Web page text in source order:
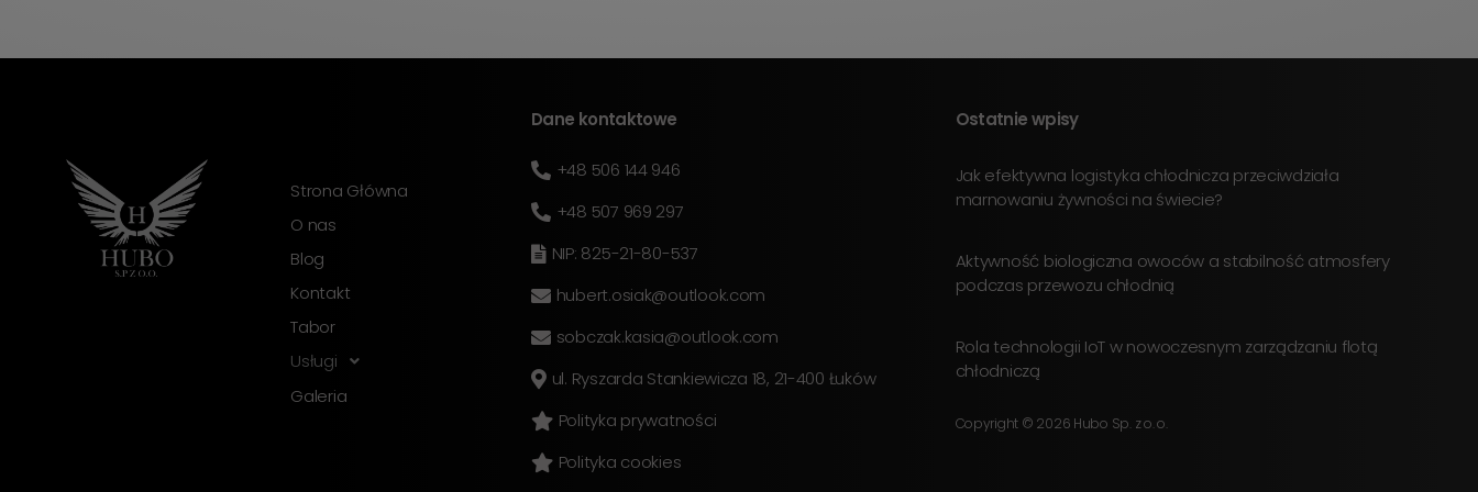
Strona Główna
O nas
Blog
Kontakt
Tabor
Usługi
Galeria
Dane kontaktowe
+48 506 144 946
+48 507 969 297
NIP: 825-21-80-537
hubert.osiak@outlook.com
sobczak.kasia@outlook.com
ul. Ryszarda Stankiewicza 18, 21-400 Łuków
Polityka prywatności
Polityka cookies
Ostatnie wpisy
Jak efektywna logistyka chłodnicza przeciwdziała
marnowaniu żywności na świecie?
Aktywność biologiczna owoców a stabilność atmosfery
podczas przewozu chłodnią
Rola technologii IoT w nowoczesnym zarządzaniu flotą
chłodniczą
Copyright © 2026 Hubo Sp. z o. o.